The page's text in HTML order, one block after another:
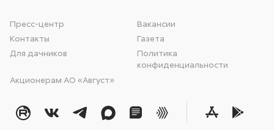
Пресс-центр
Вакансии
Контакты
Газета
Для дачников
Политика
конфиденциальности
Акционерам АО «Август»